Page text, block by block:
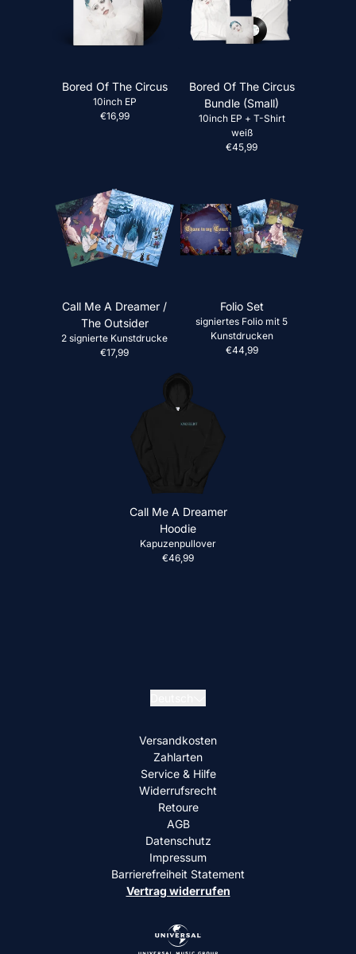
Bored Of The Circus
10inch EP
€16,99
Bored Of The Circus
Bundle (Small)
10inch EP + T-Shirt
weiß
€45,99
Call Me A Dreamer /
The Outsider
2 signierte Kunstdrucke
€17,99
Folio Set
signiertes Folio mit 5
Kunstdrucken
€44,99
Call Me A Dreamer
Hoodie
Kapuzenpullover
€46,99
Versandkosten
Zahlarten
Service & Hilfe
Widerrufsrecht
Retoure
AGB
Datenschutz
Impressum
Barrierefreiheit Statement
Vertrag widerrufen